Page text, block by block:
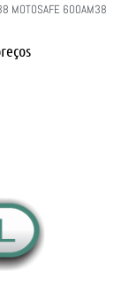
MOTOSAFE 600AM38